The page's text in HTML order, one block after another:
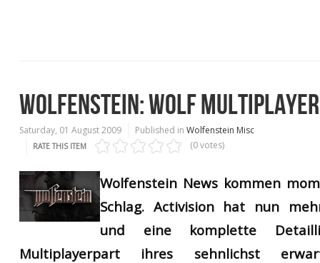
WOLFENSTEIN: WOLF
Saturday, 01 August 2009 Published in Wolfenstein Misc
RATE THIS ITEM (0 votes)
Wolfenstein News kommen
Schlag. Activision hat nun
und eine komplette
Multiplayerpart ihres sehnlichst